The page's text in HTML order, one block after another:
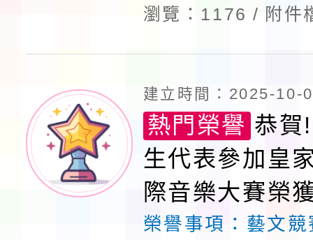
瀏覽：1176
附件
建立時間：2025-10-
熱門榮譽 恭賀
生代表參加皇
際音樂大賽榮
榮譽事項： 藝文競